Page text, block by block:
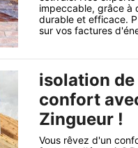
impeccable, grâce à
durable et efficace.
sur vos factures
isolation
confort
Zingueur !
Vous rêvez d'un